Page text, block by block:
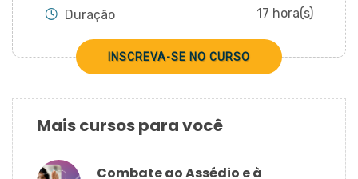
Duração 17 hora(s)
INSCREVA-SE NO CURSO
Mais cursos para você
Combate ao Assédio e à